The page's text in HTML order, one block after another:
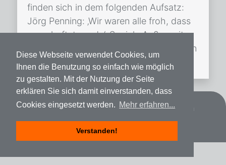
Diese Webseite verwendet Cookies, um
Ihnen die Benutzung so einfach wie möglich
zu gestalten. Mit der Nutzung der Seite
erklären Sie sich damit einverstanden, dass
Cookies eingesetzt werden. Mehr erfahren...
Verstanden!
finden sich in dem folgenden Aufsatz:
Jörg Penning: ‚Wir waren alle froh, dass
er verhaftet wurde‘. Soziale Außenseiter
in Quickborn während des … Weiterlesen
Psychische […]
Datenschutz Impressum Spenden